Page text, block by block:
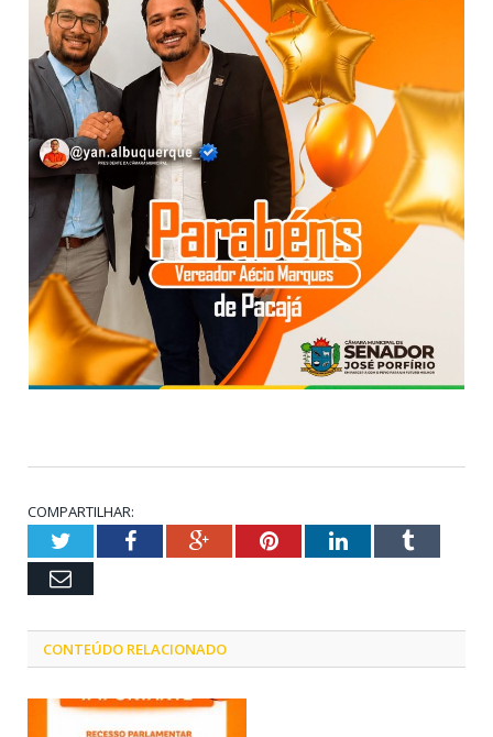
COMPARTILHAR:
TwitterFacebookGoogle+PinterestLinkedInTumblr
Email
CONTEÚDO RELACIONADO